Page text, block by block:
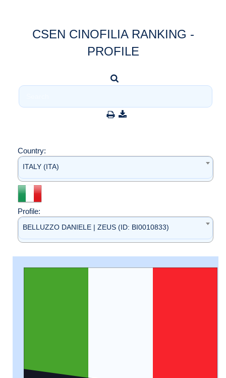
CSEN CINOFILIA RANKING -
PROFILE
Country:
ITALY (ITA)
Profile:
BELLUZZO DANIELE | ZEUS (ID: BI0010833)